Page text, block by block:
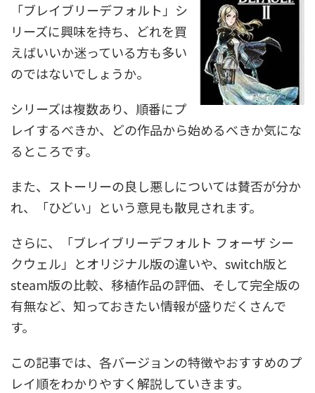
「ブレイブリーデフォルト」シ
リーズに興味を持ち、どれを買
えばいいか迷っている方も多い
のではないでしょうか。
シリーズは複数あり、順番にプ
レイするべきか、どの作品から始めるべきか気にな
るところです。
また、ストーリーの良し悪しについては賛否が分か
れ、「ひどい」という意見も散見されます。
さらに、「ブレイブリーデフォルト フォーザ シー
クウェル」とオリジナル版の違いや、switch版と
steam版の比較、移植作品の評価、そして完全版の
有無など、知っておきたい情報が盛りだくさんで
す。
この記事では、各バージョンの特徴やおすすめのプ
レイ順をわかりやすく解説していきます。